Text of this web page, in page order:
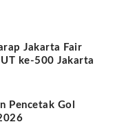
Jakarta Fair
ke-500 Jakarta
Pencetak Gol